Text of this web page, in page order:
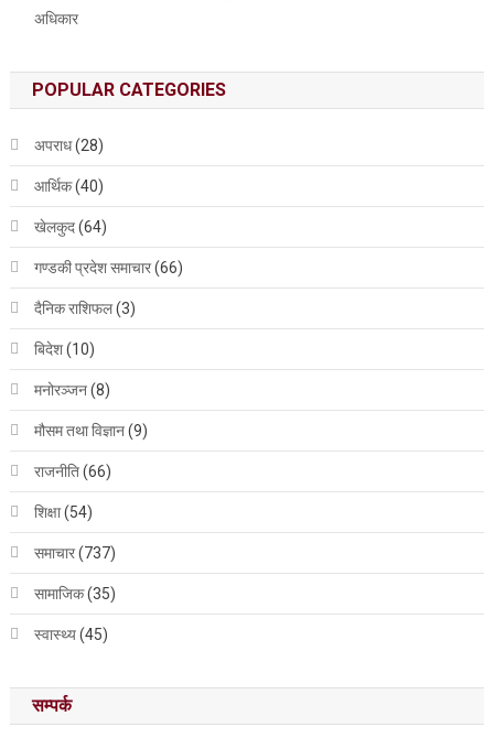
अधिकार
POPULAR CATEGORIES
अपराध(28)
आर्थिक(40)
खेलकुद(64)
गण्डकी प्रदेश समाचार(66)
दैनिक राशिफल(3)
बिदेश(10)
मनोरञ्जन(8)
मौसम तथा विज्ञान(9)
राजनीति(66)
शिक्षा(54)
समाचार(737)
सामाजिक(35)
स्वास्थ्य(45)
सम्पर्क